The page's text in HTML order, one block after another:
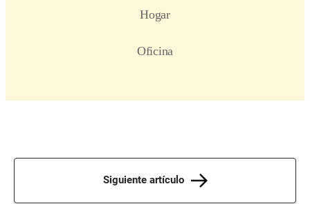
Siguiente artículo